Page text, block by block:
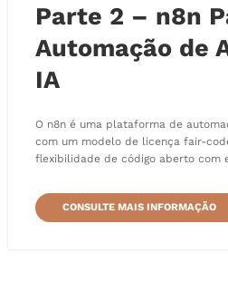
Parte 2 – n8n
Automação de
IA
O n8n é uma plataforma de
com um modelo de licença fair-
flexibilidade de código aberto com
CONSULTE MAIS INFORMAÇÃO